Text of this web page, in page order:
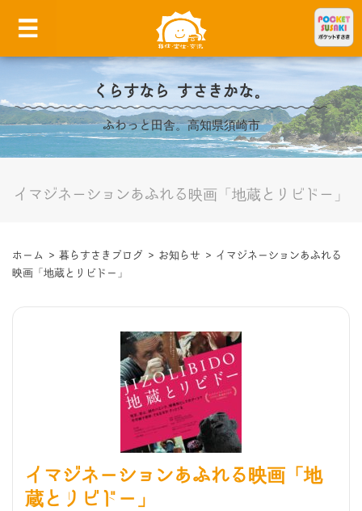
くらすなら すさきかな。
ふわっと田舎。高知県須崎市
イマジネーションあふれる映画「地蔵とリビドー」
ホーム > 暮らすさきブログ > お知らせ > イマジネーションあふれる
映画「地蔵とリビドー」
イマジネーションあふれる映画「地
蔵とリビドー」